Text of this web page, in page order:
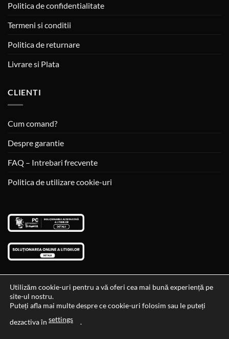
Politica de confidentialitate
Termeni si conditii
Politica de returnare
Livrare si Plata
CLIENTI
Cum comand?
Despre garantie
FAQ – Intrebari frecvente
Politica de utilizare cookie-uri
Data si ora ultimei actualizari al stocului si ale preturilor: 29-12-
Utilizăm cookie-uri pentru a vă oferi cea mai bună experiență pe
site-ul nostru.
Puteți afla mai multe despre ce cookie-uri folosim sau le puteți
dezactiva în settings .